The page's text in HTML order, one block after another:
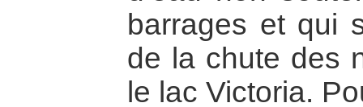
barrages et qui
de la chute des
le lac Victoria.